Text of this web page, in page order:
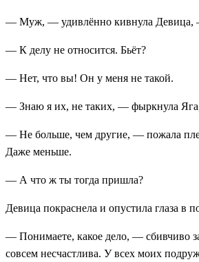
— Муж, — удивлённо кивнула
— К делу не относится. Бьёт?
— Нет, что вы! Он у меня не такой.
— Знаю я их, не таких, — фыркнула
— Не больше, чем другие, — пожала
Даже меньше.
— А что ж ты тогда пришла?
Девица покраснела и опустила глаза в
— Понимаете, какое дело, — сбивчиво
совсем несчастлива. У всех моих